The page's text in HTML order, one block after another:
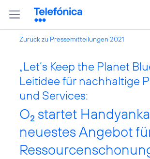
Zurück zu Pressemitteilungen 2021
„Let’s Keep the Planet
Leitidee für nachhaltige
und Services:
O2 startet
neuestes Angebot